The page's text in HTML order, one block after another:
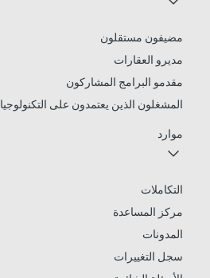
مضيفون مستقلون
مديرو العقارات
مقدمو البرامج المشاركون
المشغلون الذين يعتمدون على التكنولوجيا
موارد
التكاملات
مركز المساعدة
المدونات
سجل التغييرات